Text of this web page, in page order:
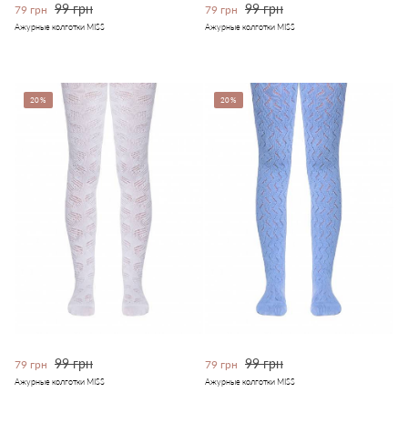
79 грн 99 грн
Ажурные колготки MISS
79 грн 99 грн
Ажурные колготки MISS
20%
79 грн 99 грн
Ажурные колготки MISS
20%
79 грн 99 грн
Ажурные колготки MISS